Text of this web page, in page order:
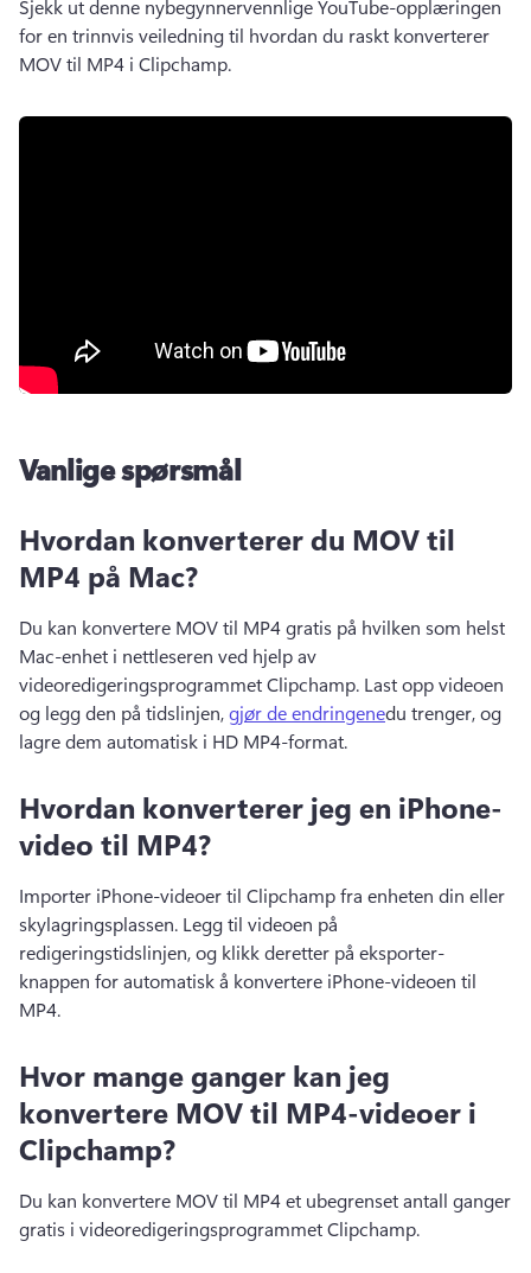
Sjekk ut denne nybegynnervennlige YouTube-opplæringen
for en trinnvis veiledning til hvordan du raskt konverterer
MOV til MP4 i Clipchamp.
Vanlige spørsmål
Hvordan konverterer du MOV til
MP4 på Mac?
Du kan konvertere MOV til MP4 gratis på hvilken som helst
Mac-enhet i nettleseren ved hjelp av
videoredigeringsprogrammet Clipchamp. Last opp videoen
og legg den på tidslinjen, gjør de endringenedu trenger, og
lagre dem automatisk i HD MP4-format.
Hvordan konverterer jeg en iPhone-
video til MP4?
Importer iPhone-videoer til Clipchamp fra enheten din eller
skylagringsplassen. Legg til videoen på
redigeringstidslinjen, og klikk deretter på eksporter-
knappen for automatisk å konvertere iPhone-videoen til
MP4.
Hvor mange ganger kan jeg
konvertere MOV til MP4-videoer i
Clipchamp?
Du kan konvertere MOV til MP4 et ubegrenset antall ganger
gratis i videoredigeringsprogrammet Clipchamp.